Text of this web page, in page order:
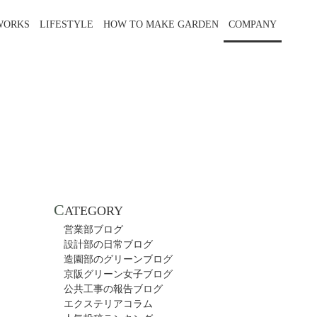
LIFESTYLE HOW TO MAKE GARDEN COMPANY
CATEGORY
営業部ブログ
設計部の日常ブログ
造園部のグリーンブログ
京阪グリーン女子ブログ
公共工事の報告ブログ
エクステリアコラム